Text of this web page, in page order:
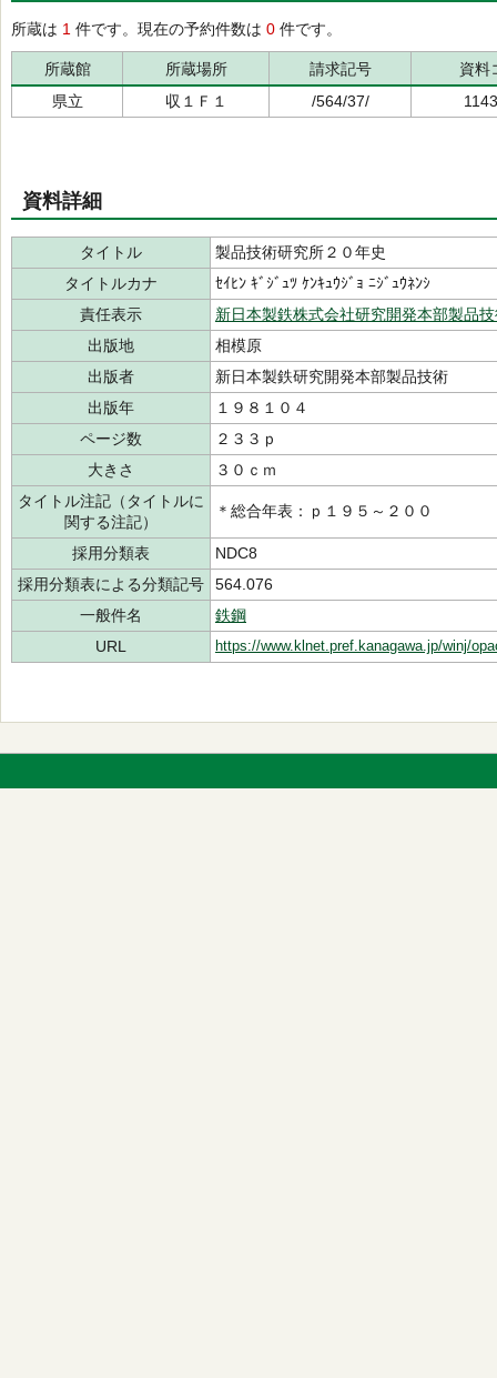
所蔵は 1 件です。現在の予約件数は 0 件です。
所蔵館 所蔵場所 請求記号
資料
県立
収１Ｆ１ /564/37/
資料詳細
タイトル
製品技術研究所２０年史
タイトルカナ
ｾｲﾋﾝ ｷﾞｼﾞｭﾂ ｹﾝｷｭｳｼﾞｮ ﾆｼﾞｭｳﾈﾝｼ
責任表示
新日本製鉄株式会社研究開発本部製品
出版地
相模原
出版者
新日本製鉄研究開発本部製品技術
出版年
１９８１０４
ページ数
２３３ｐ
大きさ
３０ｃｍ
タイトル注記（タイトルに
関する注記）
＊総合年表：ｐ１９５～２００
採用分類表
NDC8
採用分類表による分類記号
564.076
一般件名
鉄鋼
URL
https://www.klnet.pref.kanagawa.jp/winj/